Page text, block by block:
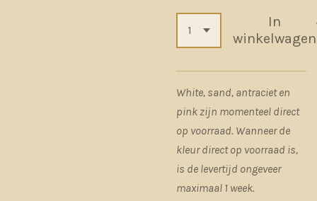
In
winkelwagen
White, sand, antraciet en
pink zijn momenteel direct
op voorraad. Wanneer de
kleur direct op voorraad is,
is de levertijd ongeveer
maximaal 1 week.